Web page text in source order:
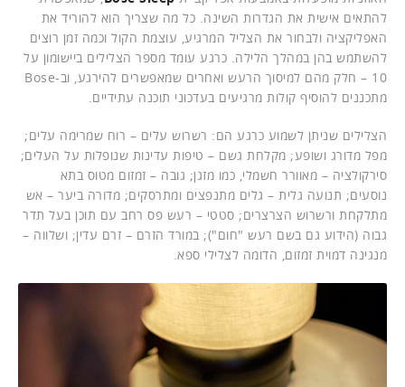
להתאים אישית את הגדרות השינה. כל מה שצריך הוא להוריד את
האפליקציה ולבחור את הצליל המרגיע, עוצמת הקול וכמה זמן רוצים
להשתמש בהן במהלך הלילה. כרגע עומד מספר הצלילים ביישומון על
10 – חלק מהם למיסוך הרעש ואחרים שמאפשרים להירגע, וב-Bose
מתכננים להוסיף קולות מרגיעים בעדכוני תוכנה עתידיים.
הצלילים שניתן לשמוע כרגע הם: רשרוש עלים – רוח שמרימה עלים;
מפל מדורג ושופע; מקלחת גשם – טיפות עדינות שנופלות על העלים;
סירקולציה – מאוורר חשמלי, כמו מזגן; גובה – זמזום מטוס בתא
נוסעים; תנועה גלית – גלים מתנפצים ומתרסקים; מדורה ביער – אש
מתלקחת ורשרוש הצרצרים; סטטי – רעש פס רחב עם תוכן בעל תדר
גבוה (הידוע גם בשם רעש "חום"); במורד הזרם – זרם עדין; ושלווה –
מנגינה דמוית זמזום, הדומה לצלילי ספא.